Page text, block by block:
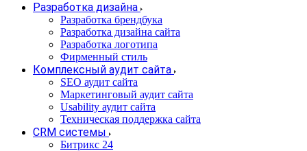
Разработка дизайна
Разработка брендбука
Разработка дизайна сайта
Разработка логотипа
Фирменный стиль
Комплексный аудит сайта
SEO аудит сайта
Маркетинговый аудит сайта
Usability аудит сайта
Техническая поддержка сайта
CRM системы
Битрикс 24